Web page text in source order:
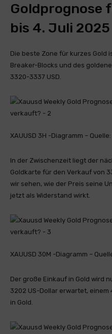
Goldprognose
bis 4. Juli 2025
Die beste Zone für kurzes Gold
Breaker-Blocks und des
3320-3337 USD.
XAUUSD 3H -Diagramm –
In der Zwischenzeit liegt der
Goldkarte für den Verkauf von
wir sehen, wie der Preis seine
jetzt als Widerstand wirkt.
XAUUSD 30M -Diagramm –
Der große Einkauf in Gold wird
3202 US-Dollar erwartet, einem
in Gold.